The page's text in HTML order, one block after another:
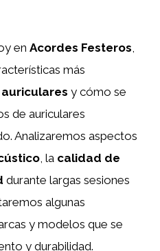
en Acordes Festeros
más
auriculares y cómo se
de auriculares
Analizaremos aspectos
, la calidad de
durante largas sesiones
algunas
y modelos que se
y durabilidad.